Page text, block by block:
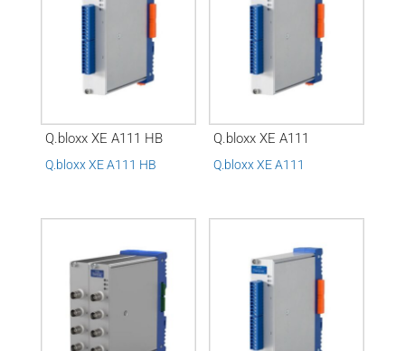
Q.bloxx XE A111 HB
Q.bloxx XE A111 HB
Q.bloxx XE A111
Q.bloxx XE A111